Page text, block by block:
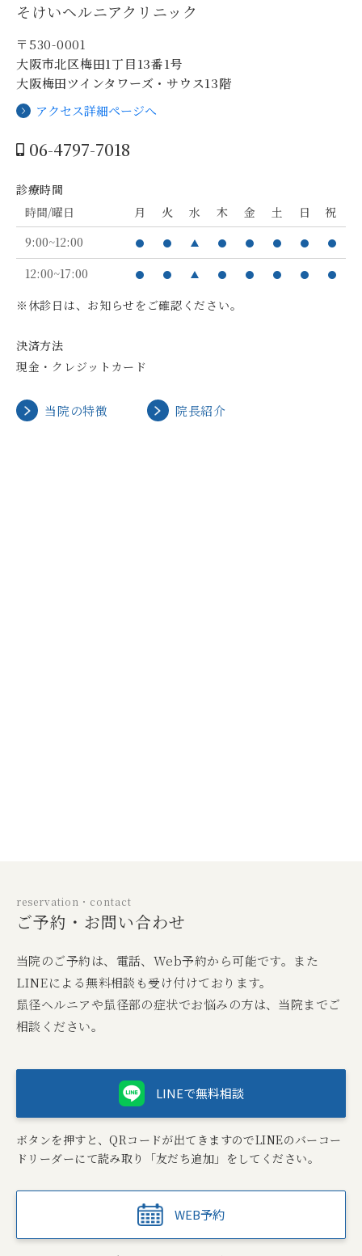
そけいヘルニアクリニック
〒530-0001
大阪市北区梅田1丁目13番1号
大阪梅田ツインタワーズ・サウス13階
アクセス詳細ページへ
06-4797-7018
診療時間
時間/曜日
月 火 水 木 金 土 日
祝
9:00~12:00
12:00~17:00
※休診日は、お知らせをご確認ください。
決済方法
現金・クレジットカード
当院の特徴 院長紹介
reservation・contact
ご予約・お問い合わせ
当院のご予約は、電話、Web予約から可能です。また
LINEによる無料相談も受け付けております。
鼠径ヘルニアや鼠径部の症状でお悩みの方は、当院までご
相談ください。
WEB予約
LINEで無料相談
ボタンを押すと、QRコードが出てきますのでLINEのバーコー
ドリーダーにて読み取り「友だち追加」をしてください。